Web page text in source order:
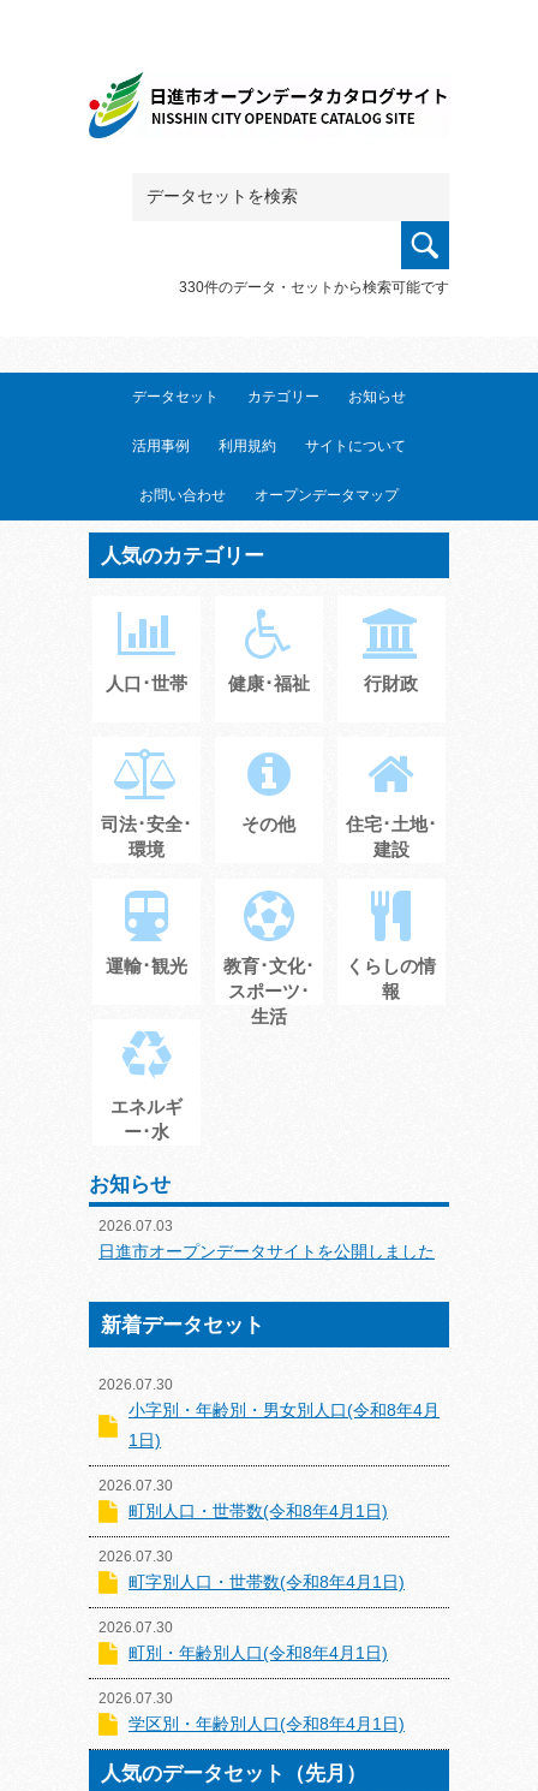
330件のデータ・セットから検索可能です
データセット カテゴリー お知らせ
活用事例 利用規約 サイトについて
お問い合わせ オープンデータマップ
人気のカテゴリー
人口･世帯 健康･福祉 行財政
司法･安全･
環境
その他
住宅･土地･
建設
運輸･観光
教育･文化･
スポーツ･
生活
くらしの情
報
エネルギ
ー･水
お知らせ
2026.07.03
日進市オープンデータサイトを公開しました
新着データセット
2026.07.30
小字別・年齢別・男女別人口(令和8年4月
1日)
2026.07.30
町別人口・世帯数(令和8年4月1日)
2026.07.30
町字別人口・世帯数(令和8年4月1日)
2026.07.30
町別・年齢別人口(令和8年4月1日)
2026.07.30
学区別・年齢別人口(令和8年4月1日)
人気のデータセット（先月）